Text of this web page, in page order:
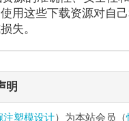
用这些下载资源对自
失。
明
注塑模设计）为本站会员（